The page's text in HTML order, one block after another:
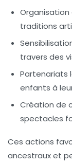
Organisation
traditions
travers des
Partenariats
enfants à
Création de
spectacles
Ces actions
ancestrauxet